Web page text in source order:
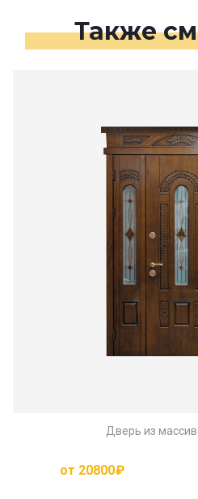
Также
Дверь из
от 20800₽